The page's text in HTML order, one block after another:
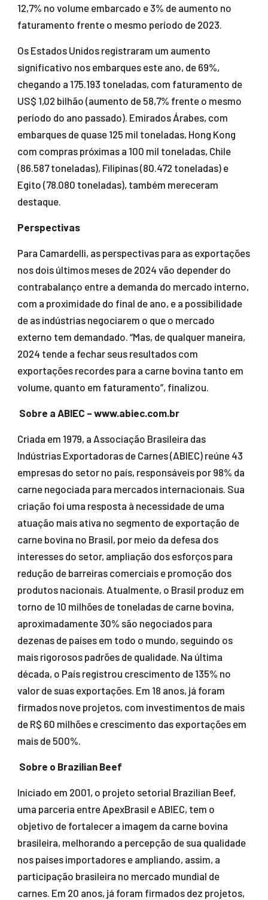
12,7% no volume embarcado e 3% de aumento no
faturamento frente o mesmo período de 2023.
Os Estados Unidos registraram um aumento
significativo nos embarques este ano, de 69%,
chegando a 175.193 toneladas, com faturamento de
US$ 1,02 bilhão (aumento de 58,7% frente o mesmo
período do ano passado). Emirados Árabes, com
embarques de quase 125 mil toneladas, Hong Kong
com compras próximas a 100 mil toneladas, Chile
(86.587 toneladas), Filipinas (80.472 toneladas) e
Egito (78.080 toneladas), também mereceram
destaque.
Perspectivas
Para Camardelli, as perspectivas para as exportações
nos dois últimos meses de 2024 vão depender do
contrabalanço entre a demanda do mercado interno,
com a proximidade do final de ano, e a possibilidade
de as indústrias negociarem o que o mercado
externo tem demandado. “Mas, de qualquer maneira,
2024 tende a fechar seus resultados com
exportações recordes para a carne bovina tanto em
volume, quanto em faturamento”, finalizou.
Sobre a ABIEC – www.abiec.com.br
Criada em 1979, a Associação Brasileira das
Indústrias Exportadoras de Carnes (ABIEC) reúne 43
empresas do setor no país, responsáveis por 98% da
carne negociada para mercados internacionais. Sua
criação foi uma resposta à necessidade de uma
atuação mais ativa no segmento de exportação de
carne bovina no Brasil, por meio da defesa dos
interesses do setor, ampliação dos esforços para
redução de barreiras comerciais e promoção dos
produtos nacionais. Atualmente, o Brasil produz em
torno de 10 milhões de toneladas de carne bovina,
aproximadamente 30% são negociados para
dezenas de países em todo o mundo, seguindo os
mais rigorosos padrões de qualidade. Na última
década, o País registrou crescimento de 135% no
valor de suas exportações. Em 18 anos, já foram
firmados nove projetos, com investimentos de mais
de R$ 60 milhões e crescimento das exportações em
mais de 500%.
Sobre o Brazilian Beef
Iniciado em 2001, o projeto setorial Brazilian Beef,
uma parceria entre ApexBrasil e ABIEC, tem o
objetivo de fortalecer a imagem da carne bovina
brasileira, melhorando a percepção de sua qualidade
nos países importadores e ampliando, assim, a
participação brasileira no mercado mundial de
carnes. Em 20 anos, já foram firmados dez projetos,